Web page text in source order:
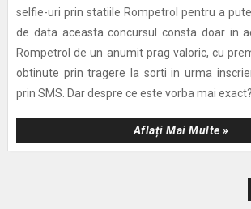
selfie-uri prin statiile Rompetrol pentru a
de data aceasta concursul consta doar in
Rompetrol de un anumit prag valoric, cu
obtinute prin tragere la sorti in urma
prin SMS. Dar despre ce este vorba mai
Aflați Mai Multe »